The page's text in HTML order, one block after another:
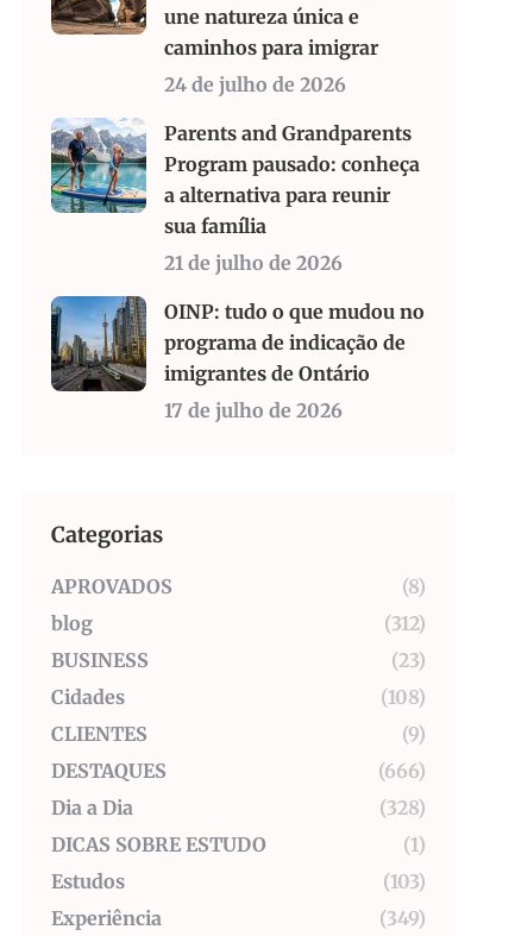
une natureza única e
caminhos para imigrar
24 de julho de 2026
Parents and Grandparents
Program pausado: conheça
a alternativa para reunir
sua família
21 de julho de 2026
OINP: tudo o que mudou no
programa de indicação de
imigrantes de Ontário
17 de julho de 2026
Categorias
APROVADOS
(8)
blog
(312)
BUSINESS
(23)
Cidades
(108)
CLIENTES
(9)
DESTAQUES
(666)
Dia a Dia
(328)
DICAS SOBRE ESTUDO
(1)
Estudos
(103)
Experiência
(349)